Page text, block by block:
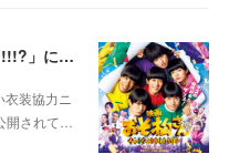
映画「おそ松さん 人類クズ化計画!!!!!?」にて衣装協力をさせていただきました！
衣装協力ニ
開されて…